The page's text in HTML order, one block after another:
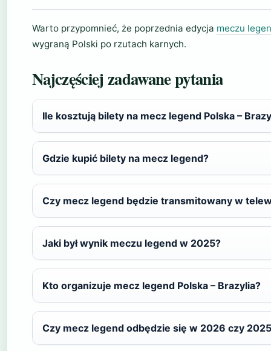
Warto przypomnieć, że poprzednia edycja meczu
wygraną Polski po rzutach karnych.
Najczęściej zadawane pytania
Ile kosztują bilety na mecz legend Polska –
Gdzie kupić bilety na mecz legend?
Czy mecz legend będzie transmitowany w
Jaki był wynik meczu legend w 2025?
Kto organizuje mecz legend Polska – Brazylia?
Czy mecz legend odbędzie się w 2026 czy